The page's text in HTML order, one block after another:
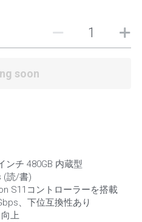
soon
ンチ 480GB 内蔵型
(読/書)
S11コントローラーを搭載
、下位互換性あり
上